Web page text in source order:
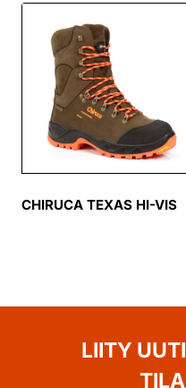
CHIRUCA TEXAS HI-VIS
LIITY